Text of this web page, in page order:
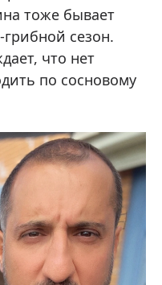
тоже бывает
грибной сезон.
что нет
по сосновому